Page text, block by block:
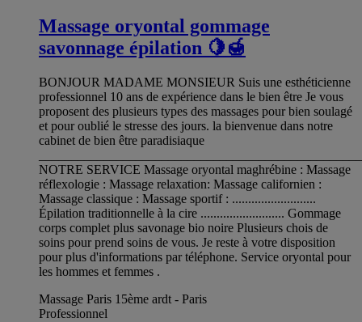
Massage oryontal gommage
savonnage épilation 🍋🍯
BONJOUR MADAME MONSIEUR Suis une esthéticienne
professionnel 10 ans de expérience dans le bien être Je vous
proposent des plusieurs types des massages pour bien soulagé
et pour oublié le stresse des jours. la bienvenue dans notre
cabinet de bien être paradisiaque
NOTRE SERVICE Massage oryontal maghrébine : Massage
réflexologie : Massage relaxation: Massage californien :
Massage classique : Massage sportif : ..........................
Épilation traditionnelle à la cire .......................... Gommage
corps complet plus savonage bio noire Plusieurs chois de
soins pour prend soins de vous. Je reste à votre disposition
pour plus d'informations par téléphone. Service oryontal pour
les hommes et femmes .
Massage Paris 15ème ardt - Paris
Professionnel